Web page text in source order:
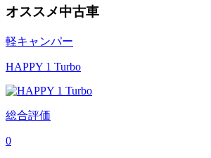
オススメ中古車
軽キャンパー
HAPPY 1 Turbo
総合評価
0